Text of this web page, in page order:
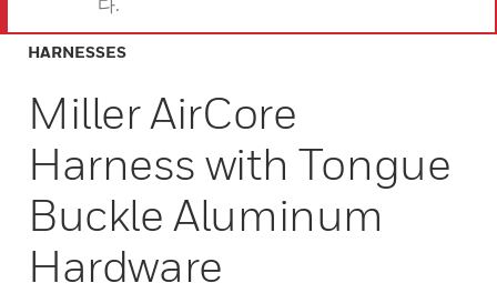
다.
HARNESSES
Miller AirCore
Harness with Tongue
Buckle Aluminum
Hardware